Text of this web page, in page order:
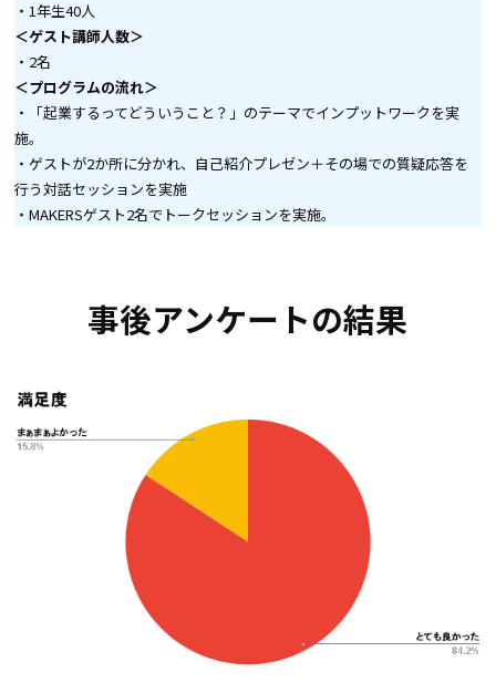
・1年生40人
＜ゲスト講師人数＞
・2名
＜プログラムの流れ＞
・「起業するってどういうこと？」のテーマでインプットワークを実
施。
・ゲストが2か所に分かれ、自己紹介プレゼン＋その場での質疑応答を
行う対話セッションを実施
・MAKERSゲスト2名でトークセッションを実施。
事後アンケートの結果